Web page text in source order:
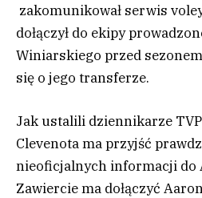
zakomunikował serwis
dołączył do ekipy
Winiarskiego przed
się o jego transferze.
Jak ustalili dziennikarze
Clevenota ma przyjść
nieoficjalnych informacji do
Zawiercie ma dołączyć